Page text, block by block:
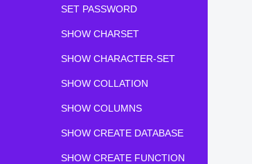
SET PASSWORD
SHOW CHARSET
SHOW CHARACTER-SET
SHOW COLLATION
SHOW COLUMNS
SHOW CREATE DATABASE
SHOW CREATE FUNCTION